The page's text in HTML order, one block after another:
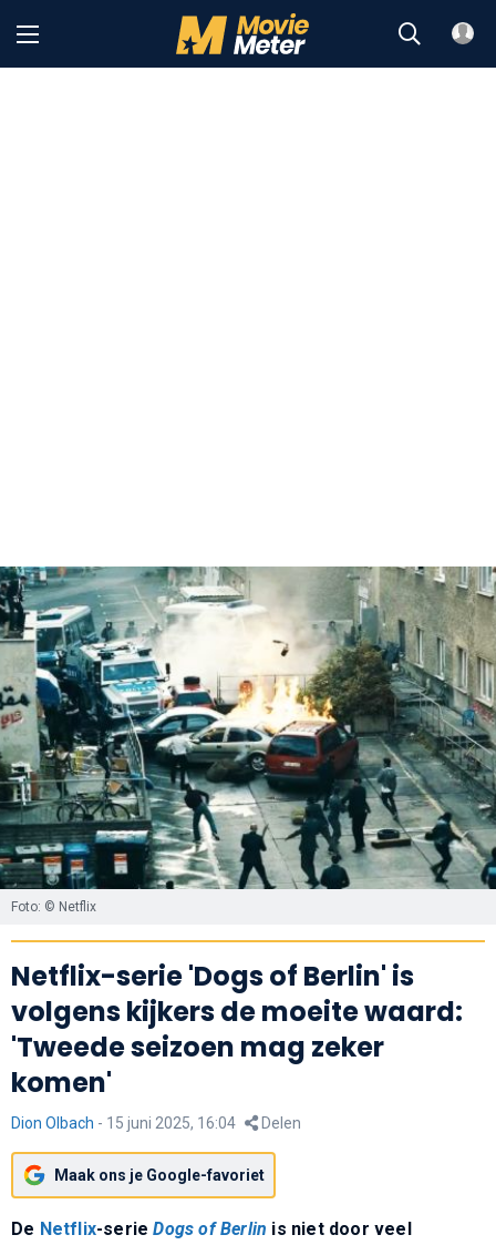
Foto: © Netflix
Netflix-serie 'Dogs of Berlin' is
volgens kijkers de moeite waard:
'Tweede seizoen mag zeker
komen'
Dion Olbach - 15 juni 2025, 16:04 Delen
Maak ons je Google-favoriet
De Netflix-serieDogs of Berlin is niet door veel